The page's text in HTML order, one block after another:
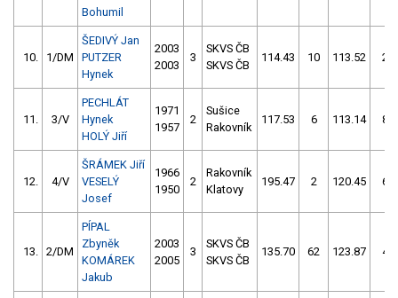
Bohumil
10. 1/DM
ŠEDIVÝ Jan
PUTZER
Hynek
2003
2003
3
SKVS ČB
SKVS ČB
114.43 10 113.52 2
11. 3/V
PECHLÁT
Hynek
HOLÝ Jiří
1971
1957
2
Sušice
Rakovník
117.53 6 113.14 8
12. 4/V
ŠRÁMEK Jiří
VESELÝ
Josef
1966
1950
2
Rakovník
Klatovy
195.47 2 120.45 6
13. 2/DM
PÍPAL
Zbyněk
KOMÁREK
Jakub
2003
2005
3
SKVS ČB
SKVS ČB
135.70 62 123.87 4